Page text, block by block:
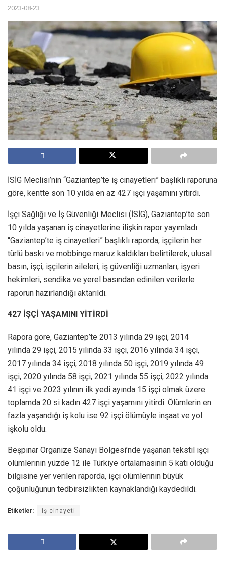
2023-08-23
İSİG Meclisi’nin “Gaziantep’te iş cinayetleri” başlıklı raporuna
göre, kentte son 10 yılda en az 427 işçi yaşamını yitirdi.
İşçi Sağlığı ve İş Güvenliği Meclisi (İSİG), Gaziantep’te son
10 yılda yaşanan iş cinayetlerine ilişkin rapor yayımladı.
“Gaziantep’te iş cinayetleri” başlıklı raporda, işçilerin her
türlü baskı ve mobbinge maruz kaldıkları belirtilerek, ulusal
basın, işçi, işçilerin aileleri, iş güvenliği uzmanları, işyeri
hekimleri, sendika ve yerel basından edinilen verilerle
raporun hazırlandığı aktarıldı.
427 İŞÇİ YAŞAMINI YİTİRDİ
Rapora göre, Gaziantep’te 2013 yılında 29 işçi, 2014
yılında 29 işçi, 2015 yılında 33 işçi, 2016 yılında 34 işçi,
2017 yılında 34 işçi, 2018 yılında 50 işçi, 2019 yılında 49
işçi, 2020 yılında 58 işçi, 2021 yılında 55 işçi, 2022 yılında
41 işçi ve 2023 yılının ilk yedi ayında 15 işçi olmak üzere
toplamda 20 si kadın 427 işçi yaşamını yitirdi. Ölümlerin en
fazla yaşandığı iş kolu ise 92 işçi ölümüyle inşaat ve yol
işkolu oldu.
Beşpınar Organize Sanayi Bölgesi’nde yaşanan tekstil işçi
ölümlerinin yüzde 12 ile Türkiye ortalamasının 5 katı olduğu
bilgisine yer verilen raporda, işçi ölümlerinin büyük
çoğunluğunun tedbirsizlikten kaynaklandığı kaydedildi.
Etiketler: iş cinayeti